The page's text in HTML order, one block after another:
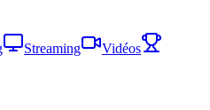
Streaming
Vidéos